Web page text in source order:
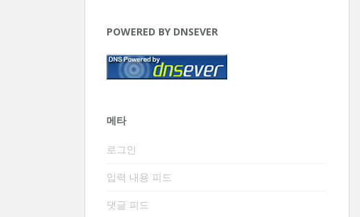
POWERED BY DNSEVER
메타
로그인
입력 내용 피드
댓글 피드